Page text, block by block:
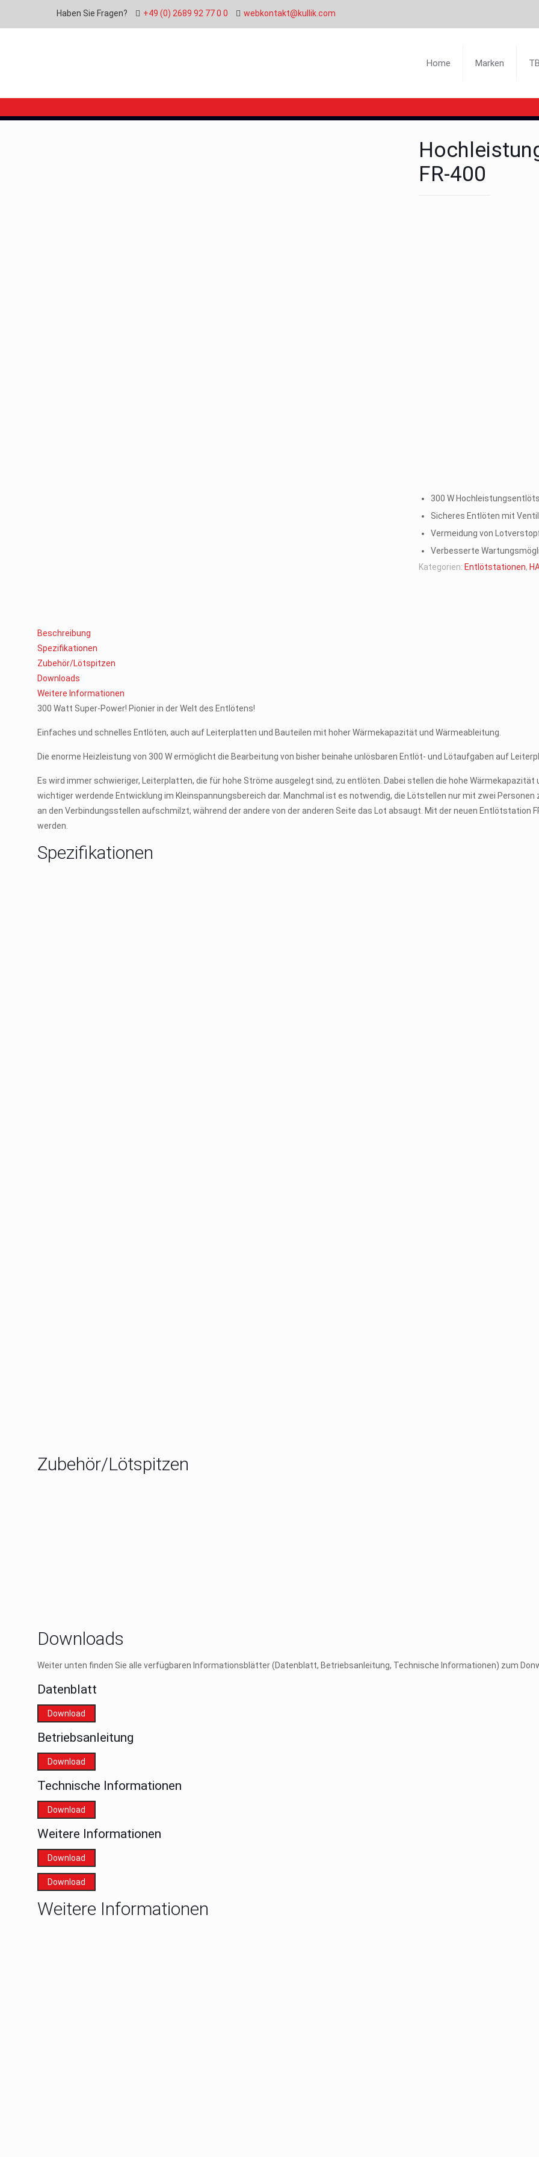
Haben Sie Fragen? +49 (0) 2689 92 77 0 0 webkontakt@kullik.com
Home Marken
FR-400
300 W
Sicheres Entlöten mit
Vermeidung von
Verbesserte
Kategorien: Entlötstationen,
Beschreibung
Spezifikationen
Zubehör/Lötspitzen
Downloads
Weitere Informationen
300 Watt Super-Power! Pionier in der Welt des Entlötens!
Einfaches und schnelles Entlöten, auch auf Leiterplatten und Bauteilen mit hoher Wärmekapazität und Wärmeableitung.
Die enorme Heizleistung von 300 W ermöglicht die Bearbeitung von bisher beinahe unlösbaren Entlöt- und Lötaufgaben auf
Es wird immer schwieriger, Leiterplatten, die für hohe Ströme ausgelegt sind, zu entlöten. Dabei stellen die hohe
wichtiger werdende Entwicklung im Kleinspannungsbereich dar. Manchmal ist es notwendig, die Lötstellen nur mit zwei
an den Verbindungsstellen aufschmilzt, während der andere von der anderen Seite das Lot absaugt. Mit der neuen Entlötstation
werden.
Spezifikationen
Zubehör/Lötspitzen
Downloads
Weiter unten finden Sie alle verfügbaren Informationsblätter (Datenblatt, Betriebsanleitung, Technische Informationen) zum
Datenblatt
Download
Betriebsanleitung
Download
Technische Informationen
Download
Weitere Informationen
Download
Download
Weitere Informationen